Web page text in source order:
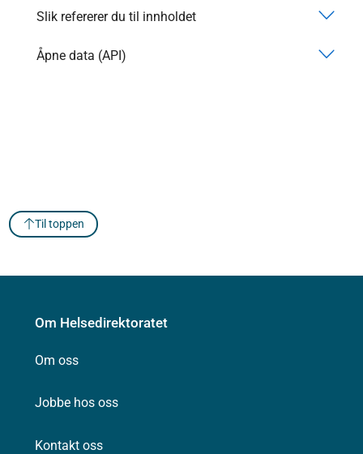
Slik refererer du til innholdet
Åpne data (API)
Til toppen
Om Helsedirektoratet
Om oss
Jobbe hos oss
Kontakt oss